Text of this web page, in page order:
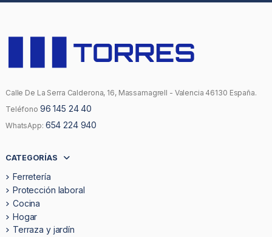
Calle De La Serra Calderona, 16, Massamagrell - Valencia 46130 España.
Teléfono 96 145 24 40
WhatsApp: 654 224 940
CATEGORÍAS
Ferretería
Protección laboral
Cocina
Hogar
Terraza y jardín